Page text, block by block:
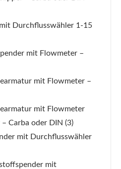
Durchflusswähler 1-15
mit Flowmeter –
mit Flowmeter –
mit Flowmeter
Carba oder DIN (3)
mit Durchflusswähler
mit